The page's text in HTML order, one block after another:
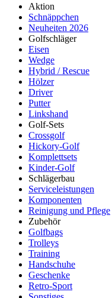
Aktion
Schnäppchen
Neuheiten 2026
Golfschläger
Eisen
Wedge
Hybrid / Rescue
Hölzer
Driver
Putter
Linkshand
Golf-Sets
Crossgolf
Hickory-Golf
Komplettsets
Kinder-Golf
Schlägerbau
Serviceleistungen
Komponenten
Reinigung und Pflege
Zubehör
Golfbags
Trolleys
Training
Handschuhe
Geschenke
Retro-Sport